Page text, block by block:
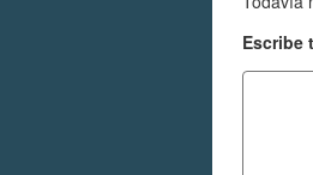
Escribe